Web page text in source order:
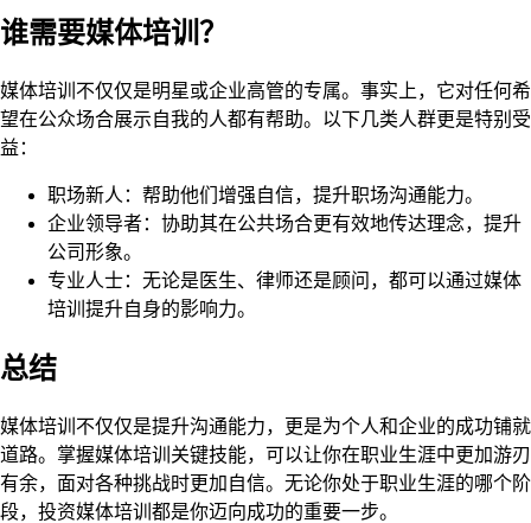
谁需要媒体培训？
媒体培训不仅仅是明星或企业高管的专属。事实上，它对任何希
望在公众场合展示自我的人都有帮助。以下几类人群更是特别受
益：
职场新人：帮助他们增强自信，提升职场沟通能力。
企业领导者：协助其在公共场合更有效地传达理念，提升
公司形象。
专业人士：无论是医生、律师还是顾问，都可以通过媒体
培训提升自身的影响力。
总结
媒体培训不仅仅是提升沟通能力，更是为个人和企业的成功铺就
道路。掌握媒体培训关键技能，可以让你在职业生涯中更加游刃
有余，面对各种挑战时更加自信。无论你处于职业生涯的哪个阶
段，投资媒体培训都是你迈向成功的重要一步。